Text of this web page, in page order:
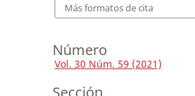
Más formatos de cita
Número
Vol. 30 Núm. 59 (2021)
Sección